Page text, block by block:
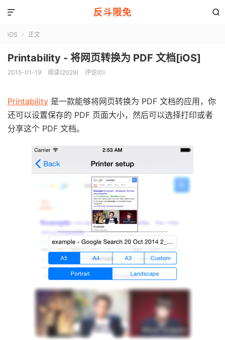
反斗限免 

iOS  正文
Printability - 将网页转换为 PDF 文档[iOS]
2015-01-19 阅读(2029) 评论(0)
Printability 是一款能够将网页转换为 PDF 文档的应用，你
还可以设置保存的 PDF 页面大小，然后可以选择打印或者
分享这个 PDF 文档。